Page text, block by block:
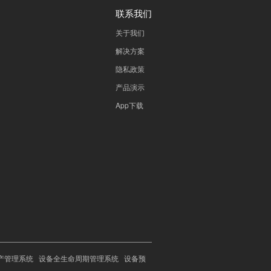
联系我们
关于我们
解决方案
隐私政策
产品演示
App下载
管理系统 设备全生命周期管理系统 设备预